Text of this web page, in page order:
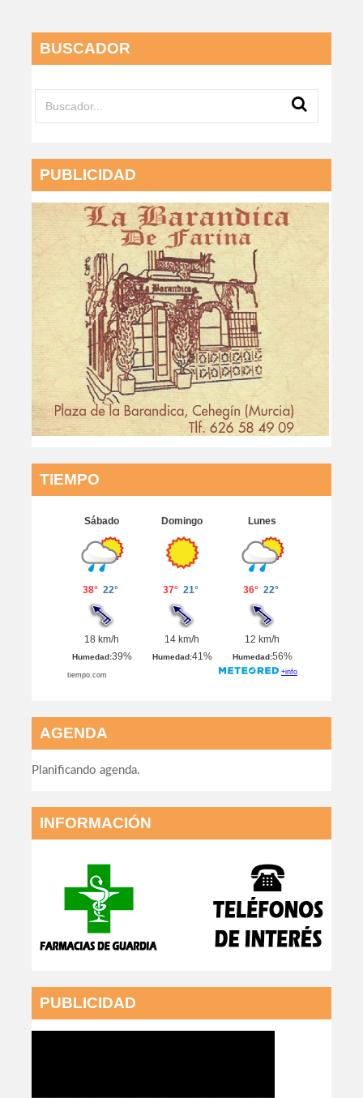
BUSCADOR
PUBLICIDAD
TIEMPO
AGENDA
Planificando agenda.
INFORMACIÓN
PUBLICIDAD